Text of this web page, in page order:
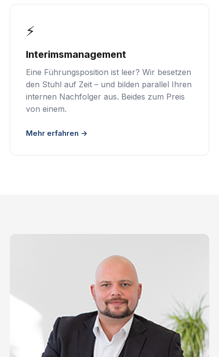
⚡
Interimsmanagement
Eine Führungsposition ist leer? Wir besetzen
den Stuhl auf Zeit – und bilden parallel Ihren
internen Nachfolger aus. Beides zum Preis
von einem.
Mehr erfahren →